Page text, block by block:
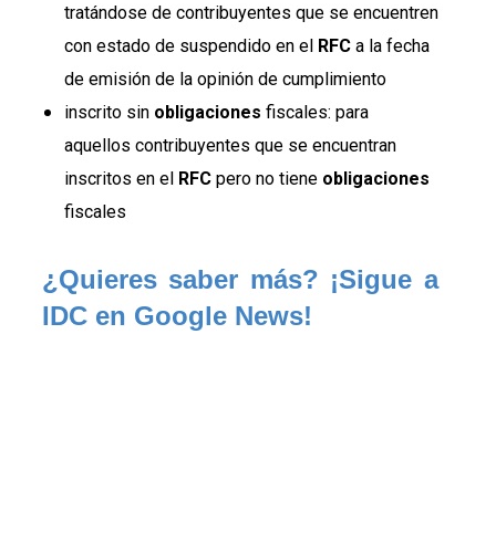
tratándose de contribuyentes que se encuentren
con estado de suspendido en el RFCa la fecha
de emisión de la opinión de cumplimiento
inscrito sin obligaciones fiscales: para
aquellos contribuyentes que se encuentran
inscritos en el RFCpero no tiene obligaciones
fiscales
¿Quieres saber más? ¡Sigue a
IDC en Google News!